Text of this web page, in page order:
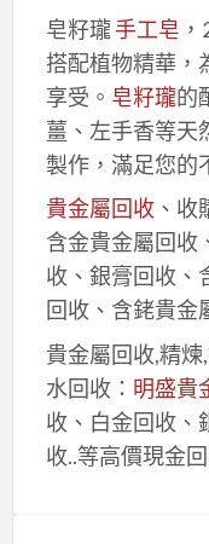
皂籽瓏手工皂
搭配植物精華，
享受。 皂籽瓏的
薑、左手香等天
製作，滿足您的
貴金屬回收、收
含金貴金屬回收
收、銀膏回收、
回收、含銠貴金
貴金屬回收,精
水回收： 明盛貴
收、白金回收、
收..等高價現金回